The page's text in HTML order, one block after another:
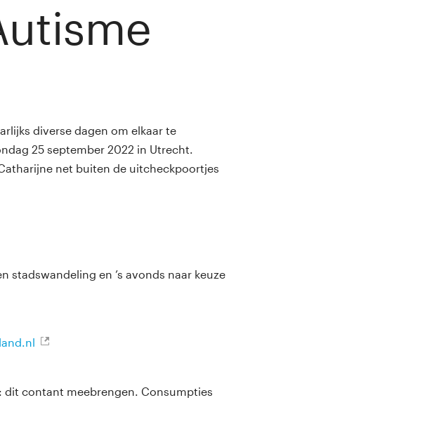
diverse dagen om elkaar te
25 september 2022 in Utrecht.
net buiten de uitcheckpoortjes
stadswandeling en ’s avonds naar keuze
dit contant meebrengen. Consumpties